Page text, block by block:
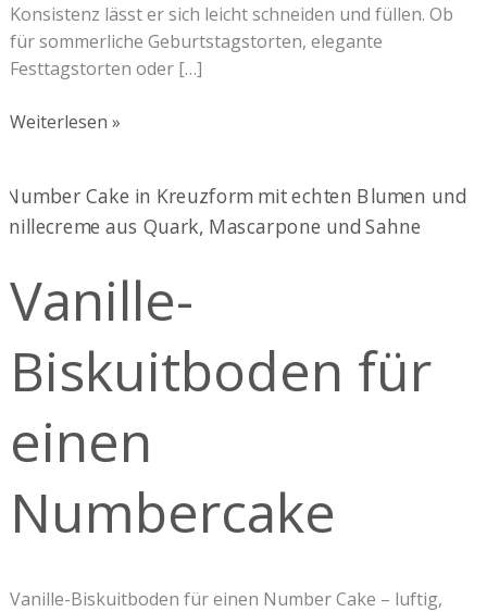
Konsistenz lässt er sich leicht schneiden und füllen. Ob
für sommerliche Geburtstagstorten, elegante
Festtagstorten oder […]
Weiterlesen »
Vanille-
Biskuitboden für
einen
Numbercake
Vanille-Biskuitboden für einen Number Cake – luftig,
Vanille-
Biskuitboden
einen
Numbercake